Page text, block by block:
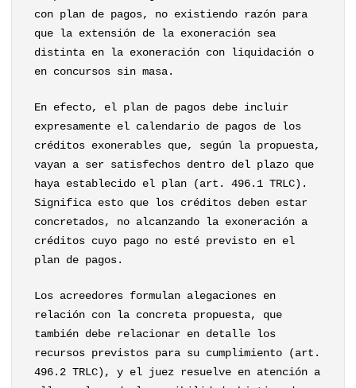
con plan de pagos, no existiendo razón para
que la extensión de la exoneración sea
distinta en la exoneración con liquidación o
en concursos sin masa.
En efecto, el plan de pagos debe incluir
expresamente el calendario de pagos de los
créditos exonerables que, según la propuesta,
vayan a ser satisfechos dentro del plazo que
haya establecido el plan (art. 496.1 TRLC).
Significa esto que los créditos deben estar
concretados, no alcanzando la exoneración a
créditos cuyo pago no esté previsto en el
plan de pagos.
Los acreedores formulan alegaciones en
relación con la concreta propuesta, que
también debe relacionar en detalle los
recursos previstos para su cumplimiento (art.
496.2 TRLC), y el juez resuelve en atención a